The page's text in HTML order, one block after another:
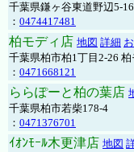
千葉県鎌ヶ谷東道野辺5-
： 0474417481
柏モディ店 地図 詳細
千葉県柏市柏1丁目2-26 柏
： 0471668121
ららぽーと柏の葉店
千葉県柏市若柴178-4
： 0471376701
ｲｵﾝﾓｰﾙ木更津店 地図